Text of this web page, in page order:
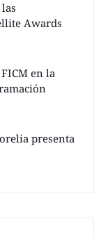
Awards
en la
presenta